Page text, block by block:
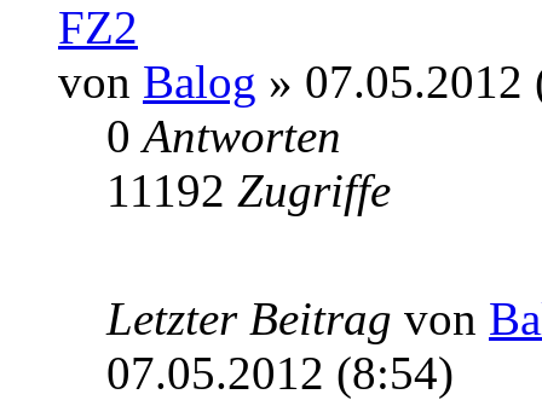
FZ2
von Balog » 07.05.2012
0Antworten
11192 Zugriffe
Letzter Beitrag von
07.05.2012 (8:54)